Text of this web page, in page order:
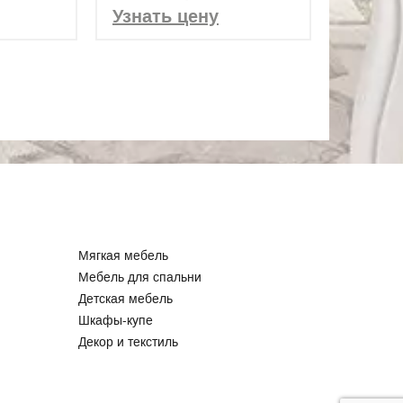
Узнать цену
Мягкая мебель
Мебель для спальни
Детская мебель
Шкафы-купе
Декор и текстиль